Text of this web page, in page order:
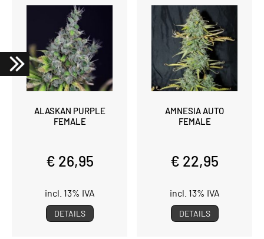
ALASKAN PURPLE
FEMALE
€ 26,95
incl. 13% IVA
DETAILS
AMNESIA AUTO
FEMALE
€ 22,95
incl. 13% IVA
DETAILS